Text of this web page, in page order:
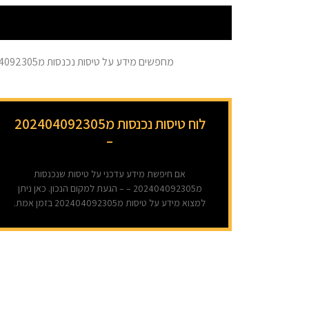
מחפשים מידע על טיסות נכנסות מ202404092305 לישראל? כאן ניתן למצוא מידע בזמן אמת על כל הטיסות מ202404092305. המידע מתעדכן מספר פעמים בשעה.
לוח טיסות נכנסות מ202404092305
–
אם חיפשת מידע עדכני על טיסות שנכנסות
מ202404092305 – – הגעת למקום הנכון. כאן ניתן
למצוא מידע על טיסות מ202404092305 בזמן אמת.